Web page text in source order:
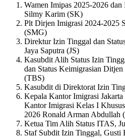
Wamen Imipas 2025-2026
Silmy Karim (SK)
Plt Dirjen Imigrasi 2024-2025
(SMG)
Direktur Izin Tinggal dan
Jaya Saputra (JS)
Kasubdit Alih Status Izin
dan Status Keimigrasian
(TBS)
Kasubdit di Direktorat Izin
Kepala Kantor Imigrasi
Kantor Imigrasi Kelas I
2026 Ronald Arman Abdullah
Ketua Tim Alih Status ITAS,
Staf Subdit Izin Tinggal, Gusti